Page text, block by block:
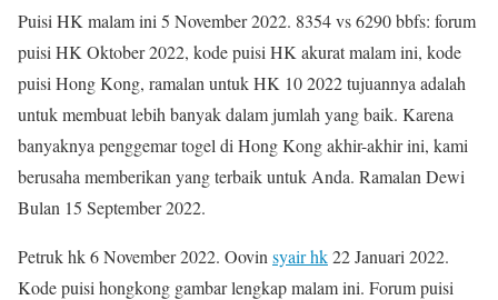
Puisi HK malam ini 5 November 2022. 8354 vs 6290 bbfs: forum
puisi HK Oktober 2022, kode puisi HK akurat malam ini, kode
puisi Hong Kong, ramalan untuk HK 10 2022 tujuannya adalah
untuk membuat lebih banyak dalam jumlah yang baik. Karena
banyaknya penggemar togel di Hong Kong akhir-akhir ini, kami
berusaha memberikan yang terbaik untuk Anda. Ramalan Dewi
Bulan 15 September 2022.
Petruk hk 6 November 2022. Oovin syair hk22 Januari 2022.
Kode puisi hongkong gambar lengkap malam ini. Forum puisi